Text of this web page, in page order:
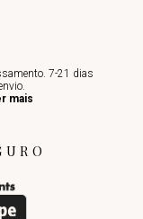
7-21 dias
mais